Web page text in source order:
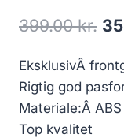
399.00kr.
EksklusivÂ
Rigtig god
Materiale:Â
Top kvalitet